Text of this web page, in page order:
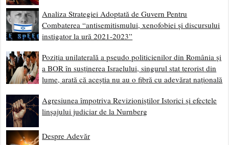
Analiza Strategiei Adoptată de Guvern Pentru
Combaterea “antisemitismului, xenofobiei și discursului
instigator la ură 2021-2023”
Poziția unilaterală a pseudo politicienilor din România și
a BOR în susținerea Israelului, singurul stat terorist din
lume, arată că aceștia nu au o fibră cu adevărat națională
Agresiunea împotriva Revizioniștilor Istorici și efectele
linșajului judiciar de la Nurnberg
Despre Adevăr